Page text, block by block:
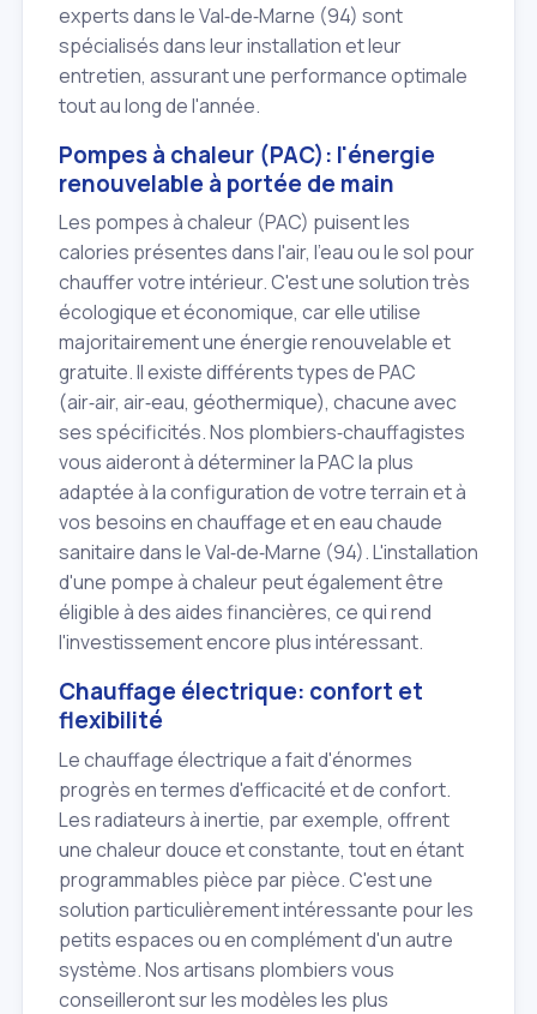
experts dans le Val‑de‑Marne (94) sont
spécialisés dans leur installation et leur
entretien, assurant une performance optimale
tout au long de l'année.
Pompes à chaleur (PAC): l'énergie
renouvelable à portée de main
Les pompes à chaleur (PAC) puisent les
calories présentes dans l'air, l'eau ou le sol pour
chauffer votre intérieur. C'est une solution très
écologique et économique, car elle utilise
majoritairement une énergie renouvelable et
gratuite. Il existe différents types de PAC
(air‑air, air‑eau, géothermique), chacune avec
ses spécificités. Nos plombiers‑chauffagistes
vous aideront à déterminer la PAC la plus
adaptée à la configuration de votre terrain et à
vos besoins en chauffage et en eau chaude
sanitaire dans le Val‑de‑Marne (94). L'installation
d'une pompe à chaleur peut également être
éligible à des aides financières, ce qui rend
l'investissement encore plus intéressant.
Chauffage électrique: confort et
flexibilité
Le chauffage électrique a fait d'énormes
progrès en termes d'efficacité et de confort.
Les radiateurs à inertie, par exemple, offrent
une chaleur douce et constante, tout en étant
programmables pièce par pièce. C'est une
solution particulièrement intéressante pour les
petits espaces ou en complément d'un autre
système. Nos artisans plombiers vous
conseilleront sur les modèles les plus